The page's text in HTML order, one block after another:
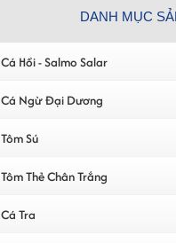
DANH MỤC
Cá Hồi - Salmo Salar
Cá Ngừ Đại Dương
Tôm Sú
Tôm Thẻ Chân Trắng
Cá Tra